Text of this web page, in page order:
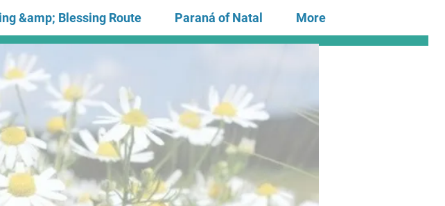
&amp; Blessing Route Paraná of Natal More